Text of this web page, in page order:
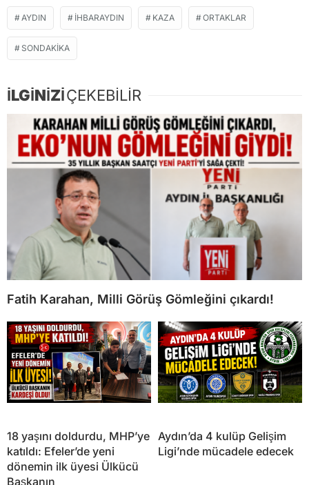
AYDIN IHBARAYDIN KAZA ORTAKLAR
SONDAKIKA
İLGİNİZİÇEKEBİLİR
Fatih Karahan, Milli Görüş Gömleğini çıkardı!
18 yaşını doldurdu, MHP’ye
katıldı: Efeler’de yeni
dönemin ilk üyesi Ülkücü
Başkanın
Aydın’da 4 kulüp Gelişim
Ligi’nde mücadele edecek